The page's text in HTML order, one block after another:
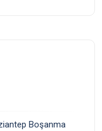
Boşanma